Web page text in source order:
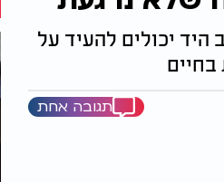
יכולים להעיד על
תגובה אחת